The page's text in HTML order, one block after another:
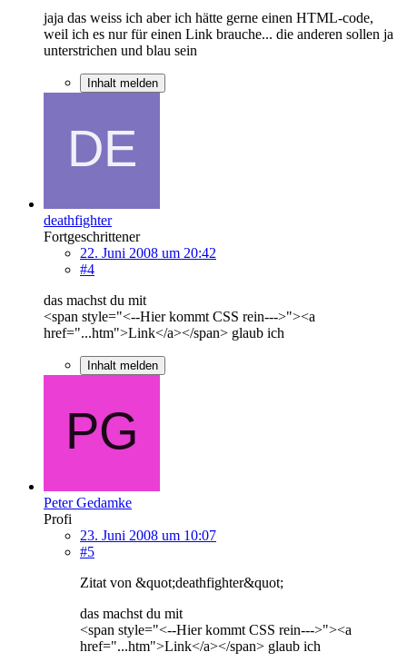
jaja das weiss ich aber ich hätte gerne einen HTML-code,
weil ich es nur für einen Link brauche... die anderen sollen ja
unterstrichen und blau sein
Inhalt melden
deathfighter
Fortgeschrittener
22. Juni 2008 um 20:42
#4
das machst du mit
<span style="<--Hier kommt CSS rein--->"><a
href="...htm">Link</a></span> glaub ich
Inhalt melden
Peter Gedamke
Profi
23. Juni 2008 um 10:07
#5
Zitat von &quot;deathfighter&quot;
das machst du mit
<span style="<--Hier kommt CSS rein--->"><a
href="...htm">Link</a></span> glaub ich